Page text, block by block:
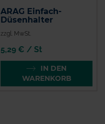
ARAG Einfach-
Düsenhalter
zzgl. MwSt.
5,29 € / St
IN DEN
WARENKORB